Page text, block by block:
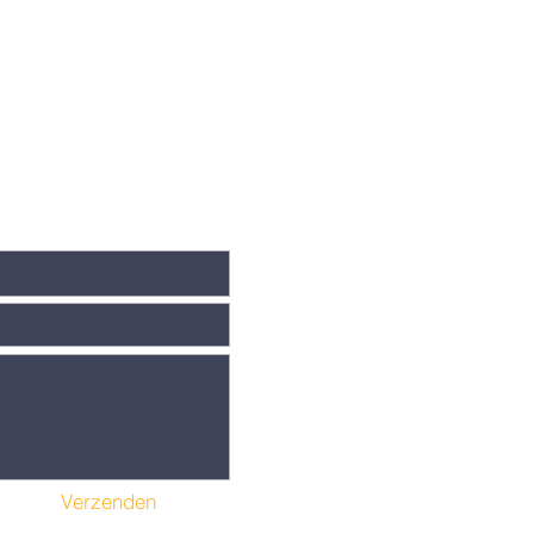
Verzenden